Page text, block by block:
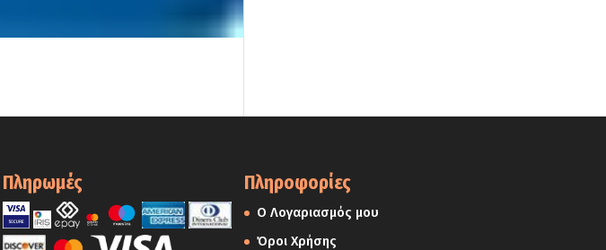
Πληρωμές Πληροφορίες
Ο Λογαριασμός μου
Όροι Χρήσης